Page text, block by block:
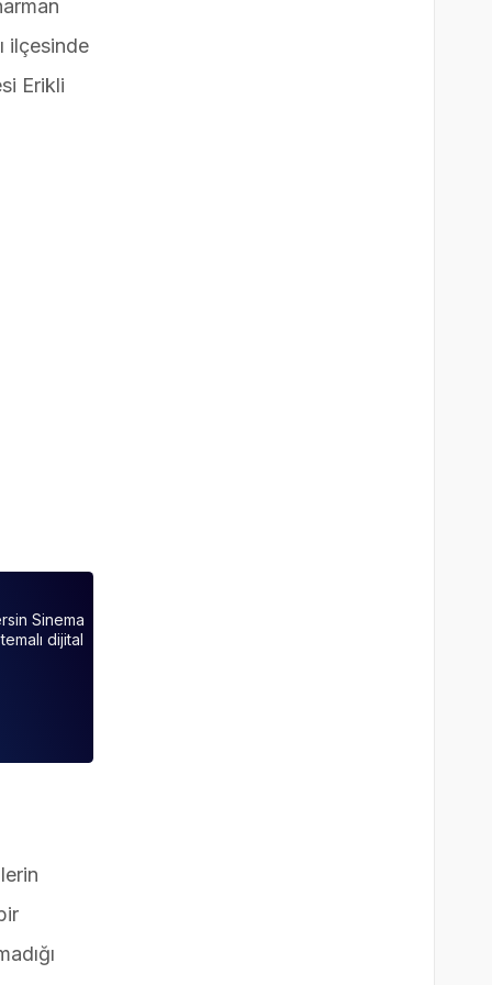
ilçesinde
Erikli
Sinema
dijital